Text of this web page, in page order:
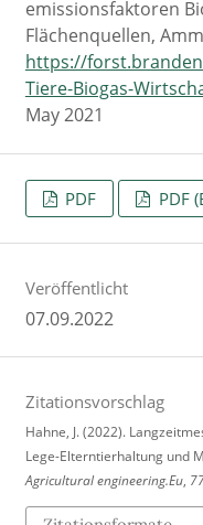
emissionsfaktoren
Flächenquellen,
https://
Tiere-Biogas-
May 2021
PDF PDF
Veröffentlicht
07.09.2022
Zitationsvorschlag
Hahne, J. (2022).
Lege-Elterntierhaltung und
Agricultural engineering.Eu,